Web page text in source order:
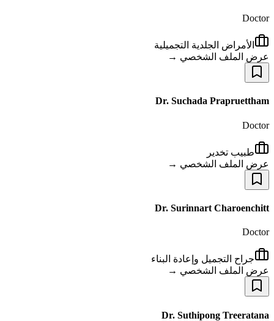
Doctor
الأمراض الجلدية التجميلية
عرض الملف الشخصي →
Dr. Suchada Prapruettham
Doctor
طبيب تخدير
عرض الملف الشخصي →
Dr. Surinnart Charoenchitt
Doctor
جراح التجميل وإعادة البناء
عرض الملف الشخصي →
Dr. Suthipong Treeratana